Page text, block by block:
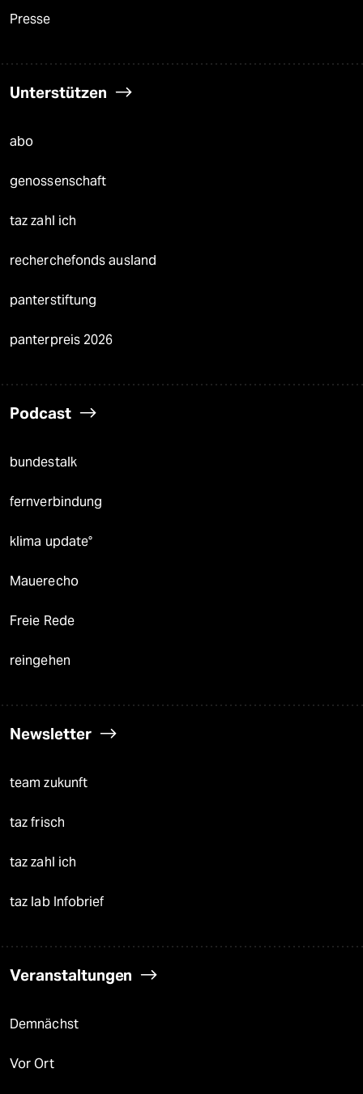
Presse
Unterstützen
abo
genossenschaft
taz zahl ich
recherchefonds ausland
panterstiftung
panterpreis 2026
Podcast
bundestalk
fernverbindung
klima update°
Mauerecho
Freie Rede
reingehen
Newsletter
team zukunft
taz frisch
taz zahl ich
taz lab Infobrief
Veranstaltungen
Demnächst
Vor Ort